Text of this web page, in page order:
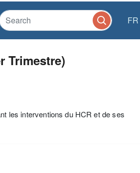
FR
Trimestre)
les interventions du HCR et de ses